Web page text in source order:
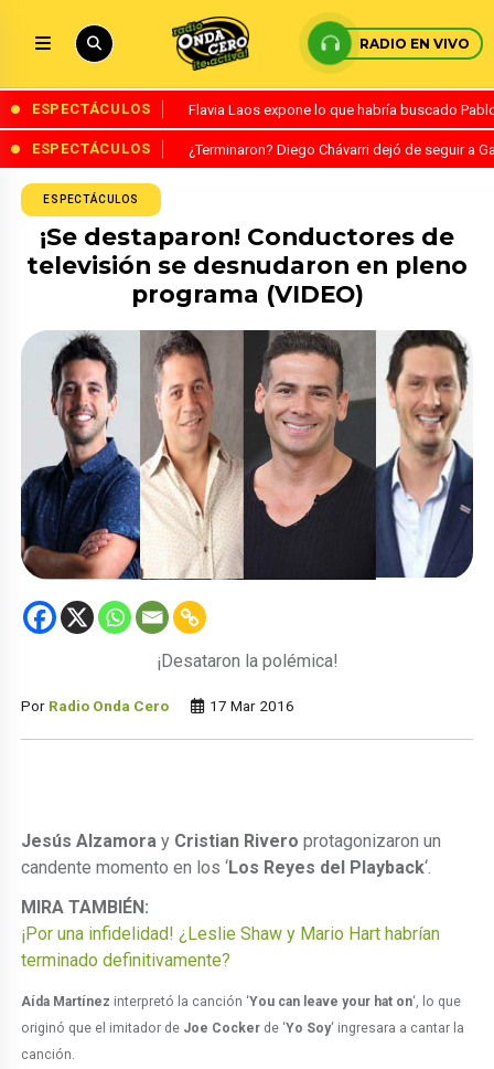
RADIO EN VIVO
ESPECTÁCULOS Flavia Laos expone lo que habría buscado
ESPECTÁCULOS ¿Terminaron? Diego Chávarri dejó de seguir a
ESPECTÁCULOS
¡Se destaparon! Conductores de
televisión se desnudaron en pleno
programa (VIDEO)
¡Desataron la polémica!
Por Radio Onda Cero 17 Mar 2016
Jesús Alzamora y Cristian Rivero protagonizaron un
candente momento en los ‘Los Reyes del Playback‘.
MIRA TAMBIÉN:
¡Por una infidelidad! ¿Leslie Shaw y Mario Hart habrían
terminado definitivamente?
Aída Martínez interpretó la canción ‘You can leave your hat on‘, lo que
originó que el imitador de Joe Cocker de ‘Yo Soy‘ ingresara a cantar la
canción.